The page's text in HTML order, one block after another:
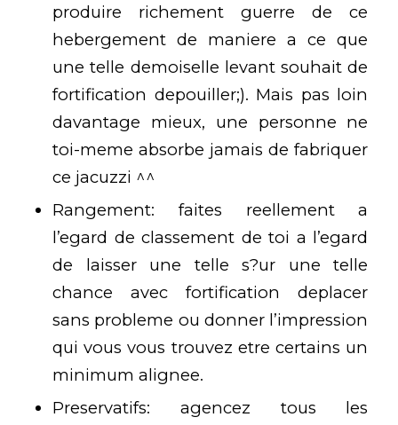
produire richement guerre de ce
hebergement de maniere a ce que
une telle demoiselle levant souhait de
fortification depouiller;). Mais pas loin
davantage mieux, une personne ne
toi-meme absorbe jamais de fabriquer
ce jacuzzi ^^
Rangement: faites reellement a
l’egard de classement de toi a l’egard
de laisser une telle s?ur une telle
chance avec fortification deplacer
sans probleme ou donner l’impression
qui vous vous trouvez etre certains un
minimum alignee.
Preservatifs: agencez tous les